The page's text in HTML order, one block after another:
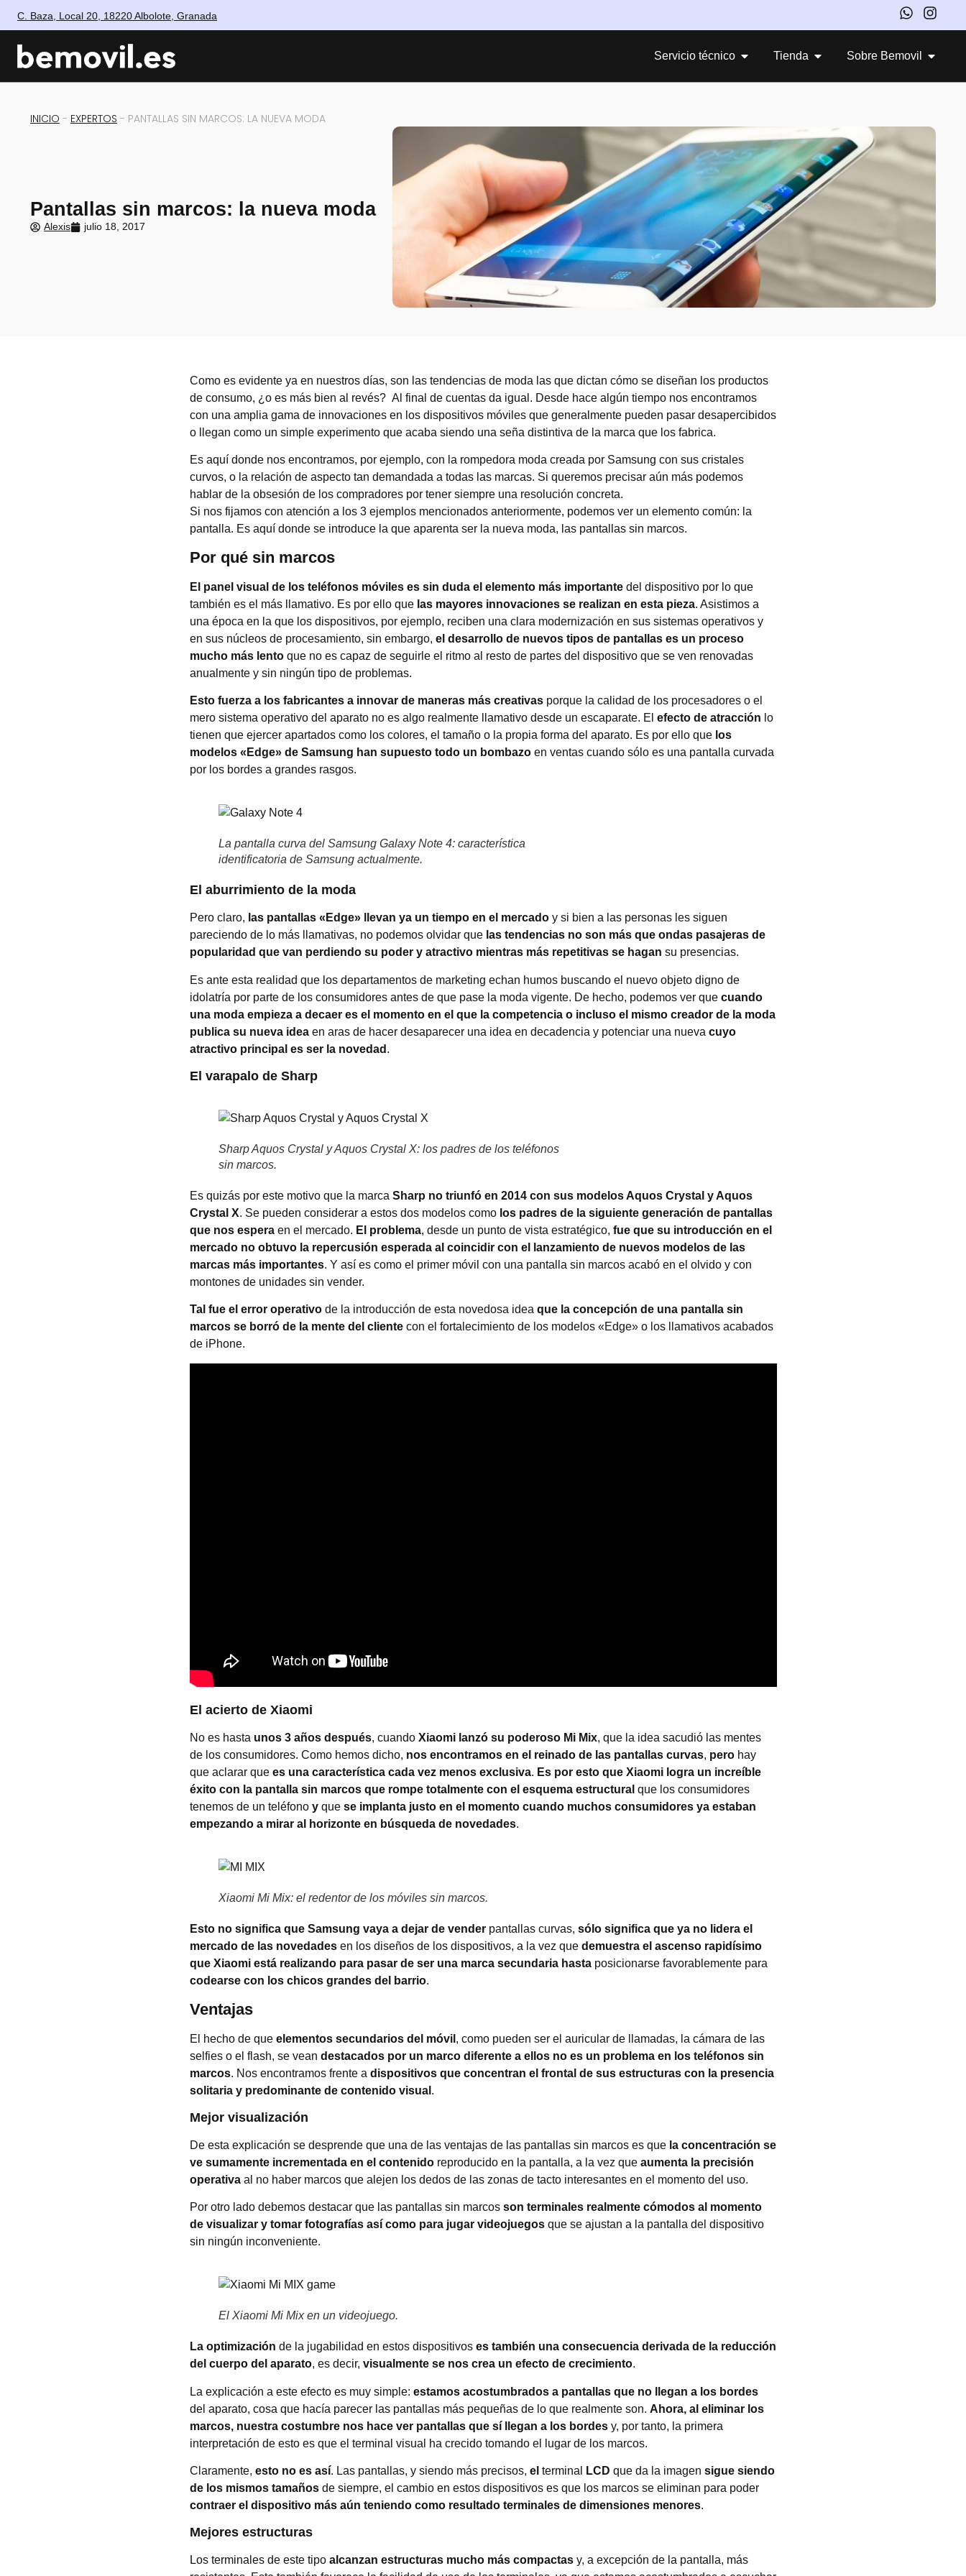
C. Baza, Local 20, 18220 Albolote, Granada
Servicio técnico Tienda Sobre Bemovil
INICIO - EXPERTOS - PANTALLAS SIN MARCOS: LA NUEVA MODA
Pantallas sin marcos: la nueva moda
Alexis julio 18, 2017
Como es evidente ya en nuestros días, son las tendencias de moda las que dictan cómo se diseñan los productos
de consumo, ¿o es más bien al revés? Al final de cuentas da igual. Desde hace algún tiempo nos encontramos
con una amplia gama de innovaciones en los dispositivos móviles que generalmente pueden pasar desapercibidos
o llegan como un simple experimento que acaba siendo una seña distintiva de la marca que los fabrica.
Es aquí donde nos encontramos, por ejemplo, con la rompedora moda creada por Samsung con sus cristales
curvos, o la relación de aspecto tan demandada a todas las marcas. Si queremos precisar aún más podemos
hablar de la obsesión de los compradores por tener siempre una resolución concreta.
Si nos fijamos con atención a los 3 ejemplos mencionados anteriormente, podemos ver un elemento común: la
pantalla. Es aquí donde se introduce la que aparenta ser la nueva moda, las pantallas sin marcos.
Por qué sin marcos
El panel visual de los teléfonos móviles es sin duda el elemento más importantedel dispositivo por lo que
también es el más llamativo. Es por ello que las mayores innovaciones se realizan en esta pieza. Asistimos a
una época en la que los dispositivos, por ejemplo, reciben una clara modernización en sus sistemas operativos y
en sus núcleos de procesamiento, sin embargo, el desarrollo de nuevos tipos de pantallas es un proceso
mucho más lentoque no es capaz de seguirle el ritmo al resto de partes del dispositivo que se ven renovadas
anualmente y sin ningún tipo de problemas.
Esto fuerza a los fabricantes a innovar de maneras más creativasporque la calidad de los procesadores o el
mero sistema operativo del aparato no es algo realmente llamativo desde un escaparate. El efecto de atracción lo
tienen que ejercer apartados como los colores, el tamaño o la propia forma del aparato. Es por ello quelos
modelos «Edge» de Samsung han supuesto todo un bombazoen ventas cuando sólo es una pantalla curvada
por los bordes a grandes rasgos.
La pantalla curva del Samsung Galaxy Note 4: característica
identificatoria de Samsung actualmente.
El aburrimiento de la moda
Pero claro, las pantallas «Edge» llevan ya un tiempo en el mercadoy si bien a las personas les siguen
pareciendo de lo más llamativas, no podemos olvidar que las tendencias no son más que ondas pasajeras de
popularidad que van perdiendo su poder y atractivo mientras más repetitivas se hagan su presencias.
Es ante esta realidad que los departamentos de marketing echan humos buscando el nuevo objeto digno de
idolatría por parte de los consumidores antes de que pase la moda vigente. De hecho, podemos ver que cuando
una moda empieza a decaer es el momento en el que la competencia o incluso el mismo creador de la moda
publica su nueva ideaen aras de hacer desaparecer una idea en decadencia y potenciar una nueva cuyo
atractivo principal es ser la novedad .
El varapalo de Sharp
Sharp Aquos Crystal y Aquos Crystal X: los padres de los teléfonos
sin marcos.
Es quizás por este motivo que la marca Sharp no triunfó en 2014 con sus modelos Aquos Crystal y Aquos
Crystal X. Se pueden considerar a estos dos modelos como los padres de la siguiente generación de pantallas
que nos esperaen el mercado. El problema, desde un punto de vista estratégico, fue que su introducción en el
mercado no obtuvo la repercusión esperada al coincidir con el lanzamiento de nuevos modelos de las
marcas más importantes. Y así es como el primer móvil con una pantalla sin marcos acabó en el olvido y con
montones de unidades sin vender.
Tal fue el error operativode la introducción de esta novedosa idea que la concepción de una pantalla sin
marcos se borró de la mente del clientecon el fortalecimiento de los modelos «Edge» o los llamativos acabados
de iPhone.
El acierto de Xiaomi
No es hasta unos 3 años después, cuandoXiaomi lanzó su poderoso Mi Mix, que la idea sacudió las mentes
de los consumidores. Como hemos dicho, nos encontramos en el reinado de las pantallas curvas, perohay
que aclarar que es una característica cada vez menos exclusiva. Es por esto que Xiaomi logra un increíble
éxito con la pantalla sin marcos que rompe totalmente con el esquema estructural que los consumidores
tenemos de un teléfonoyquese implanta justo en el momento cuando muchos consumidores ya estaban
empezando a mirar al horizonte en búsqueda de novedades.
Xiaomi Mi Mix: el redentor de los móviles sin marcos.
Esto no significa que Samsung vaya a dejar de venderpantallas curvas, sólo significa que ya no lidera el
mercado de las novedadesen los diseños de los dispositivos, a la vez que demuestra el ascenso rapidísimo
que Xiaomi está realizando para pasar de ser una marca secundaria hastaposicionarse favorablemente para
codearse con los chicos grandes del barrio.
Ventajas
El hecho de que elementos secundarios del móvil , como pueden ser el auricular de llamadas, la cámara de las
selfies o el flash, se vean destacados por un marco diferente a ellos no es un problema en los teléfonos sin
marcos. Nos encontramos frente a dispositivos que concentran el frontal de sus estructuras con la presencia
solitaria y predominante de contenido visual .
Mejor visualización
De esta explicación se desprende que una de las ventajas de las pantallas sin marcos es que la concentración se
ve sumamente incrementada en el contenidoreproducido en la pantalla, a la vez que aumenta la precisión
operativaal no haber marcos que alejen los dedos de las zonas de tacto interesantes en el momento del uso.
Por otro lado debemos destacar que las pantallas sin marcos son terminales realmente cómodos al momento
de visualizar y tomar fotografías así como para jugar videojuegosque se ajustan a la pantalla del dispositivo
sin ningún inconveniente.
El Xiaomi Mi Mix en un videojuego.
La optimización de la jugabilidad en estos dispositivoses también una consecuencia derivada de la reducción
del cuerpo del aparato, es decir, visualmente se nos crea un efecto de crecimiento.
La explicación a este efecto es muy simple: estamos acostumbrados a pantallas que no llegan a los bordes
del aparato, cosa que hacía parecer las pantallas más pequeñas de lo que realmente son. Ahora, al eliminar los
marcos, nuestra costumbre nos hace ver pantallas que sí llegan a los bordesy, por tanto, la primera
interpretación de esto es que el terminal visual ha crecido tomando el lugar de los marcos.
Claramente, esto no es así. Las pantallas, y siendo más precisos, el terminal LCD que da la imagen sigue siendo
de los mismos tamañosde siempre, el cambio en estos dispositivos es que los marcos se eliminan para poder
contraer el dispositivo más aún teniendo como resultado terminales de dimensiones menores.
Mejores estructuras
Los terminales de este tipo alcanzan estructuras mucho más compactasy, a excepción de la pantalla, más